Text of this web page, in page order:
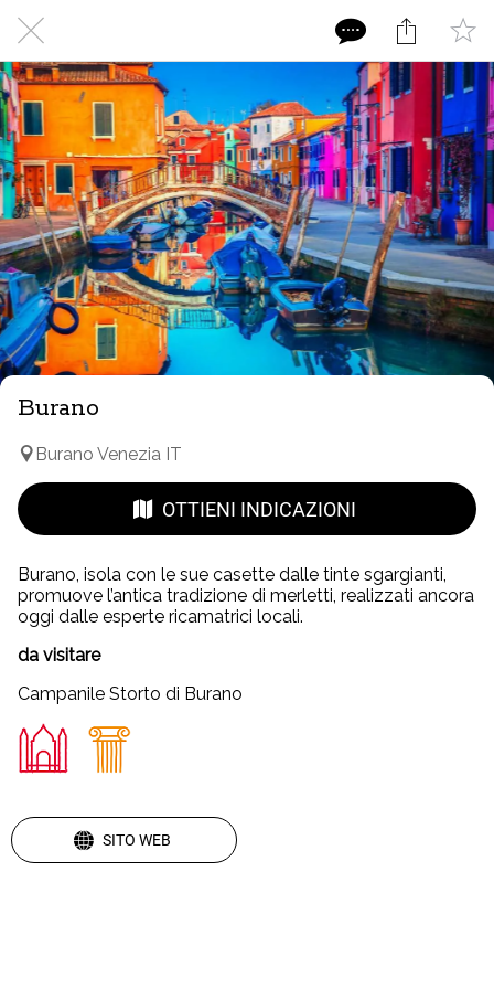
Burano
Burano Venezia IT
OTTIENI INDICAZIONI
Burano, isola con le sue casette dalle tinte sgargianti,
promuove l’antica tradizione di merletti, realizzati ancora
oggi dalle esperte ricamatrici locali.
da visitare
Campanile Storto di Burano
SITO WEB